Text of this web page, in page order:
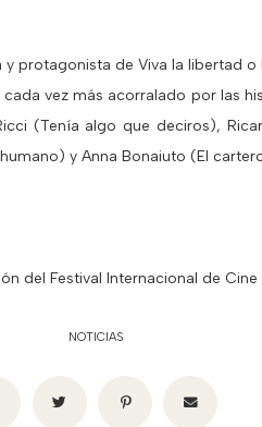
protagonista de Viva la libertad
vez más acorralado por las
(Tenía algo que deciros),
y Anna Bonaiuto (El
del Festival Internacional de
NOTICIAS